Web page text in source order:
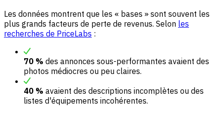
Les données montrent que les « bases » sont souvent les
plus grands facteurs de perte de revenus. Selon les
recherches de PriceLabs :
70 % des annonces sous-performantes avaient des
photos médiocres ou peu claires.
40 % avaient des descriptions incomplètes ou des
listes d'équipements incohérentes.